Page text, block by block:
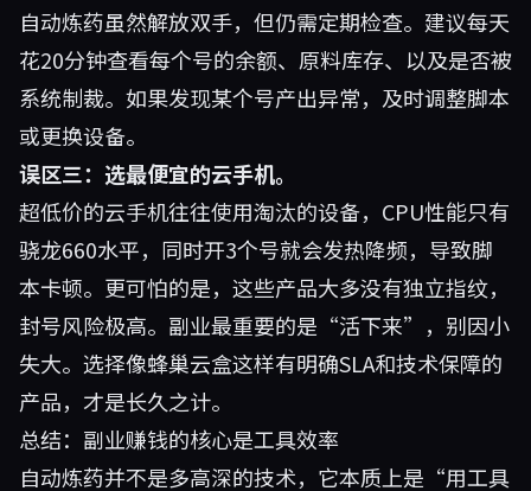
自动炼药虽然解放双手，但仍需定期检查。建议每天
花20分钟查看每个号的余额、原料库存、以及是否被
系统制裁。如果发现某个号产出异常，及时调整脚本
或更换设备。
误区三：选最便宜的云手机。
超低价的云手机往往使用淘汰的设备，CPU性能只有
骁龙660水平，同时开3个号就会发热降频，导致脚
本卡顿。更可怕的是，这些产品大多没有独立指纹，
封号风险极高。副业最重要的是“活下来”，别因小
失大。选择像蜂巢云盒这样有明确SLA和技术保障的
产品，才是长久之计。
总结：副业赚钱的核心是工具效率
自动炼药并不是多高深的技术，它本质上是“用工具